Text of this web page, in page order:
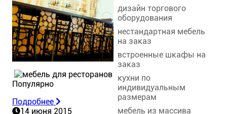
Популярно
Подробнее
14 июня 2015
дизайн торгового
оборудования
нестандартная мебель
на заказ
встроенные шкафы на
заказ
кухни по
индивидуальным
размерам
мебель из массива